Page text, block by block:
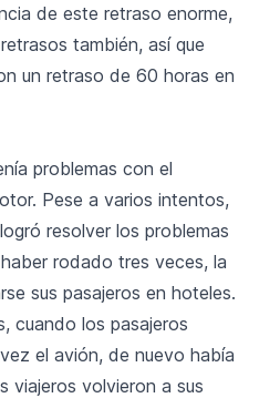
de este retraso enorme,
también, así que
un retraso de 60 horas en
problemas con el
Pese a varios intentos,
resolver los problemas
rodado tres veces, la
sus pasajeros en hoteles.
cuando los pasajeros
el avión, de nuevo había
volvieron a sus